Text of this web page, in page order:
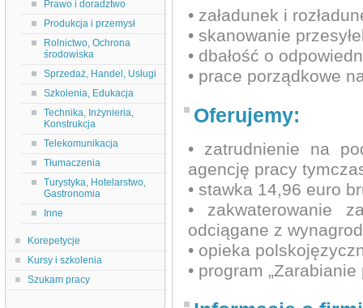
Prawo i doradztwo
Produkcja i przemysł
Rolnictwo, Ochrona
środowiska
Sprzedaż, Handel, Usługi
Szkolenia, Edukacja
Technika, Inżynieria,
Konstrukcja
Telekomunikacja
Tłumaczenia
Turystyka, Hotelarstwo,
Gastronomia
Inne
Korepetycje
Kursy i szkolenia
Szukam pracy
• załadunek i
• skanowanie
• dbałość o
• prace porządkowe
Oferujemy:
• zatrudnienie na
agencję pracy
• stawka 14,96 euro
• zakwaterowanie
odciągane z
• opieka
• program